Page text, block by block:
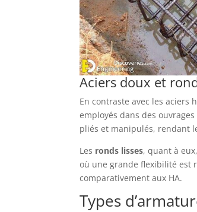
Aciers doux et
En contraste avec les aciers
employés dans des
pliés et manipulés, rendant
Les ronds lisses, quant à
où une grande flexibilité est
comparativement aux HA.
Types